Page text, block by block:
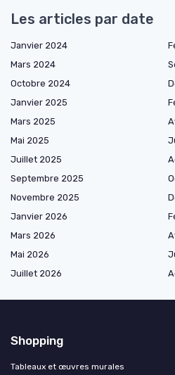
Les articles par date
Janvier 2024
Mars 2024
Octobre 2024
Janvier 2025
Mars 2025
Mai 2025
Juillet 2025
Septembre 2025
Novembre 2025
Janvier 2026
Mars 2026
Mai 2026
Juillet 2026
Shopping
Tableaux et œuvres murales